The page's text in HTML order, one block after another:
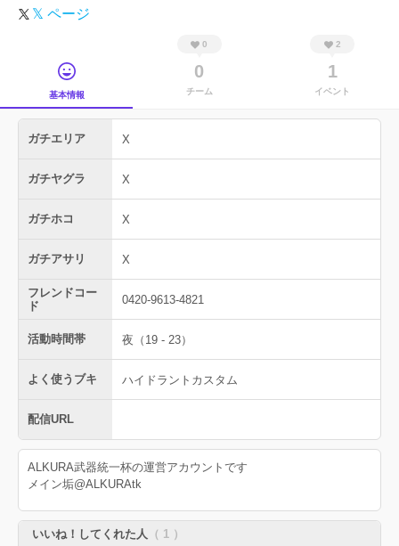
𝕏 ページ
基本情報
0
0
チーム
2
1
イベント
ガチエリア X
ガチヤグラ X
ガチホコ X
ガチアサリ X
フレンドコー
ド
0420-9613-4821
活動時間帯 夜（19 - 23）
よく使うブキ ハイドラントカスタム
配信URL
ALKURA武器統一杯の運営アカウントです
メイン垢@ALKURAtk
いいね！してくれた人 （ 1 ）